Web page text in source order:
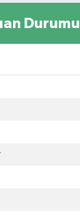
Durumu